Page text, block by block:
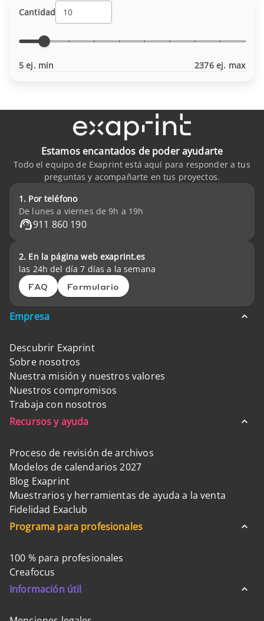
Cantidad
5 ej. min 2376 ej. max
Estamos encantados de poder ayudarte
Todo el equipo de Exaprint está aquí para responder a tus
preguntas y acompañarte en tus proyectos.
1. Por teléfono
De lunes a viernes de 9h a 19h
911 860 190
2. En la página web exaprint.es
las 24h del día 7 días a la semana
FAQ Formulario
Empresa
Descubrir Exaprint
Sobre nosotros
Nuestra misión y nuestros valores
Nuestros compromisos
Trabaja con nosotros
Recursos y ayuda
Proceso de revisión de archivos
Modelos de calendarios 2027
Blog Exaprint
Muestrarios y herramientas de ayuda a la venta
Fidelidad Exaclub
Programa para profesionales
100 % para profesionales
Creafocus
Información útil